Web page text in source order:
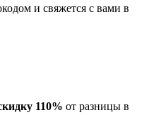
и свяжется с вами в
110% от разницы в